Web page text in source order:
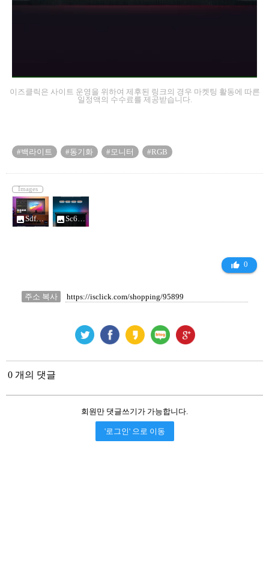
이즈클릭은 사이트 운영을 위하여 제후된 링크의 경우 마켓팅 활동에 따른
일정액의 수수료를 제공받습니다.
#백라이트 #동기화 #모니터 #RGB
Images
photoSdf00b37977204d5fad6bde84004d0e24h-jpg_220x220q75-jpg__14006484.png photoSc616d7cd5829476a8c89d2ddf3f4359eY_14006484.png
thumb_up_alt 0
주소 복사
0 개의 댓글
회원만 댓글쓰기가 가능합니다.
'로그인' 으로 이동